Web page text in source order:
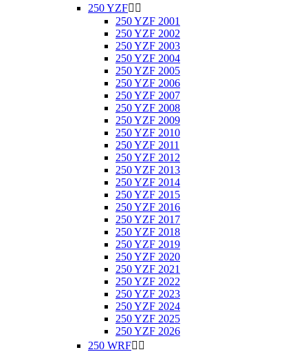
250 YZF 
250 YZF 2001
250 YZF 2002
250 YZF 2003
250 YZF 2004
250 YZF 2005
250 YZF 2006
250 YZF 2007
250 YZF 2008
250 YZF 2009
250 YZF 2010
250 YZF 2011
250 YZF 2012
250 YZF 2013
250 YZF 2014
250 YZF 2015
250 YZF 2016
250 YZF 2017
250 YZF 2018
250 YZF 2019
250 YZF 2020
250 YZF 2021
250 YZF 2022
250 YZF 2023
250 YZF 2024
250 YZF 2025
250 YZF 2026
250 WRF 